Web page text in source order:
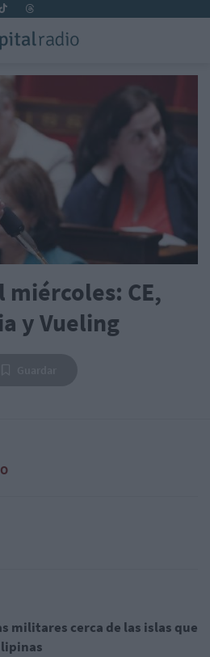
miércoles: CE,
y Vueling
militares cerca de las islas que